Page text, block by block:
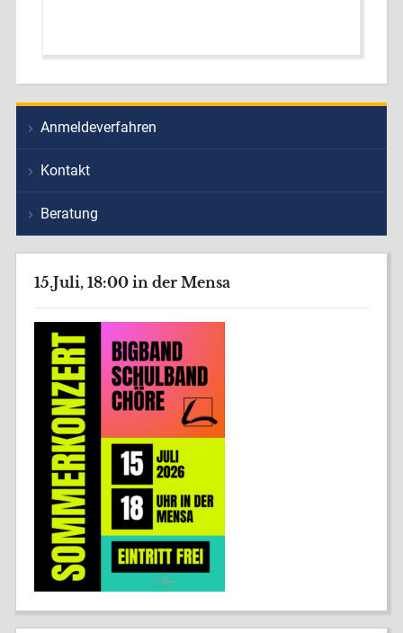
Anmeldeverfahren
Kontakt
Beratung
15.Juli, 18:00 in der Mensa